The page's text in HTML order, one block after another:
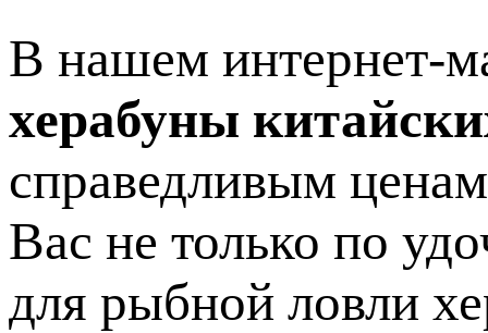
В нашем интернет-
херабуны
справедливым
Вас не только по
для рыбной ловли